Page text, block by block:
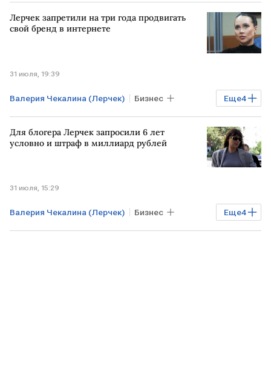
Лерчек запретили на три года продвигать
свой бренд в интернете
31 июля, 19:39
Еще4
Валерия Чекалина (Лерчек) Бизнес
Технологии РОССИЯ РФ
МОСКВА
Для блогера Лерчек запросили 6 лет
условно и штраф в миллиард рублей
31 июля, 15:29
Еще4
Валерия Чекалина (Лерчек) Бизнес
Общество ОАЭ МОСКВА РФ